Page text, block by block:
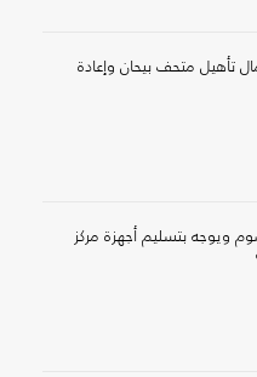
تأهيل متحف بيحان وإعادة
ويوجه بتسليم أجهزة مركز